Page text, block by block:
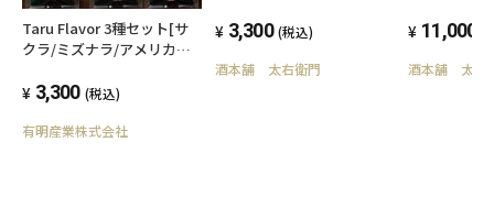
Taru Flavor 3種セット[サ
クラ/ミズナラ/アメリカン
3,300 (税込)
有明産業株式会社
750ml 11.5度
3,300 (税込)
酒本舗 太右衛門
ックス・ア
2002
11,000
酒本舗 太右